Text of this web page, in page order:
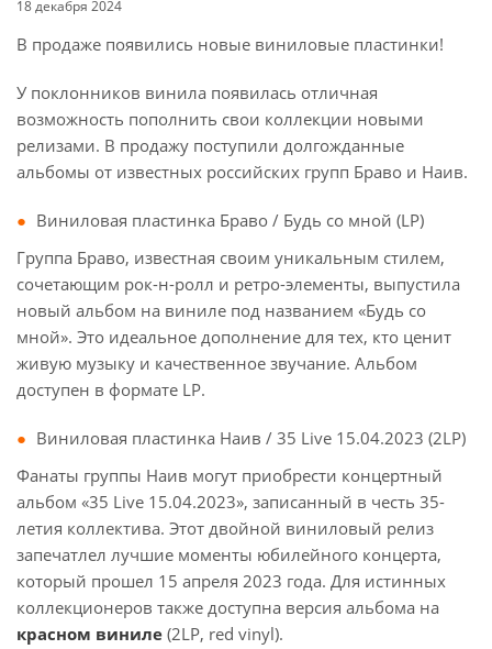
18 декабря 2024
В продаже появились новые виниловые пластинки!
У поклонников винила появилась отличная
возможность пополнить свои коллекции новыми
релизами. В продажу поступили долгожданные
альбомы от известных российских групп Браво и Наив.
Виниловая пластинка Браво / Будь со мной (LP)
Группа Браво, известная своим уникальным стилем,
сочетающим рок-н-ролл и ретро-элементы, выпустила
новый альбом на виниле под названием «Будь со
мной». Это идеальное дополнение для тех, кто ценит
живую музыку и качественное звучание. Альбом
доступен в формате LP.
Виниловая пластинка Наив / 35 Live 15.04.2023 (2LP)
Фанаты группы Наив могут приобрести концертный
альбом «35 Live 15.04.2023», записанный в честь 35-
летия коллектива. Этот двойной виниловый релиз
запечатлел лучшие моменты юбилейного концерта,
который прошел 15 апреля 2023 года. Для истинных
коллекционеров также доступна версия альбома на
красном виниле (2LP, red vinyl).